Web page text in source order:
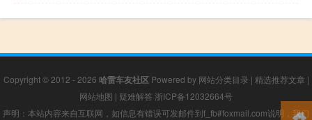
Copyright © 2012 - 2026 哈雷车友社区Powered by 网站分类目录 | 精选推荐文章 |
网站地图 | 疑难解答 浙ICP备12032664号
声明：本站内容来自互联网，如信息有错误可发邮件到f_fb#foxmail.com说明，我们